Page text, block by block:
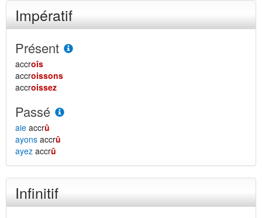
Impératif
Présent
accroîs
accroissons
accroissez
Passé
aie accrû
ayons accrû
ayez accrû
Infinitif